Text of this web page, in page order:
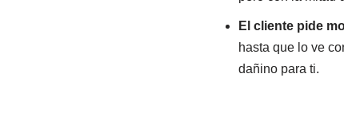
El cliente pide
hasta que lo ve
dañino para ti.